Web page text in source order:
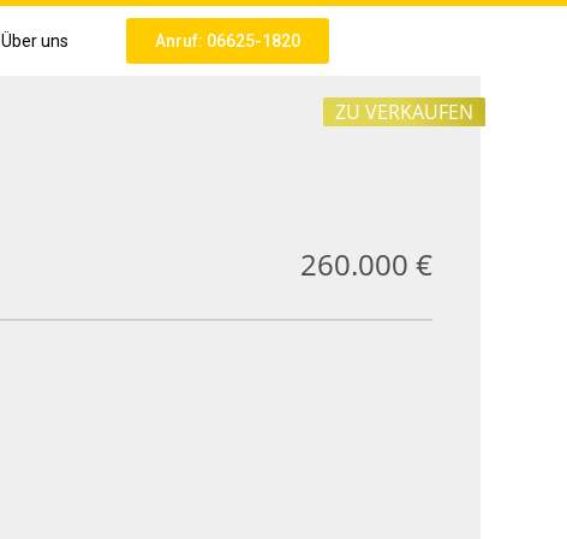
Über uns Anruf: 06625-1820
ZU VERKAUFEN
260.000 €